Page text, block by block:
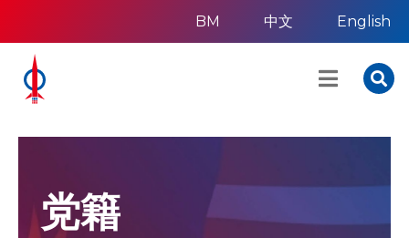
BM 中文 English
党籍